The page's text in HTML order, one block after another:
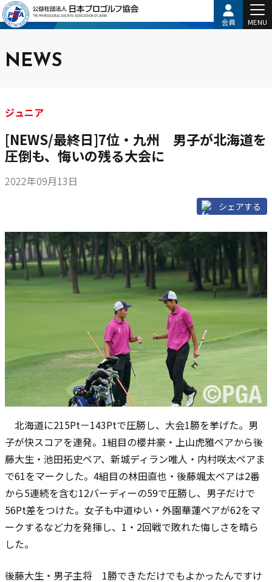
会員 MENU
NEWS
ジュニア
[NEWS/最終日]7位・九州 男子が北海道を
圧倒も、悔いの残る大会に
2022年09月13日
シェアする
北海道に215Pt－143Ptで圧勝し、大会1勝を挙げた。男
子が快スコアを連発。1組目の櫻井豪・上山虎雅ペアから後
藤大生・池田拓史ペア、新城ディラン唯人・内村咲太ペアま
で61をマークした。4組目の林田直也・後藤颯太ペアは2番
から5連続を含む12バーディーの59で圧勝し、男子だけで
56Pt差をつけた。女子も中道ゆい・外園華蓮ペアが62をマ
ークするなど力を発揮し、1・2回戦で敗れた悔しさを晴ら
した。
後藤大生・男子主将 1勝できただけでもよかったんですけ